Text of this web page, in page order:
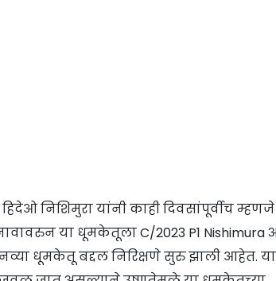
निशिमुरा यांनी काही दिवसांपूर्वीच म्हणजे
या धूमकेतूला C/2023 P1 Nishimura
धूमकेतू बद्दल निरिक्षणे सुरु झाली आहेत.